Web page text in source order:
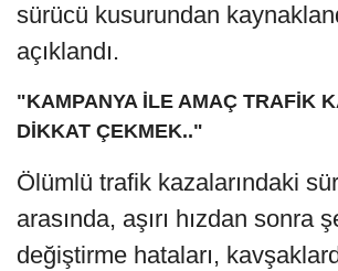
sürücü kusurundan
açıklandı.
"KAMPANYA İLE AMAÇ TRAFİK
DİKKAT ÇEKMEK.."
Ölümlü trafik kazalarındaki
arasında, aşırı hızdan sonra
değiştirme hataları,